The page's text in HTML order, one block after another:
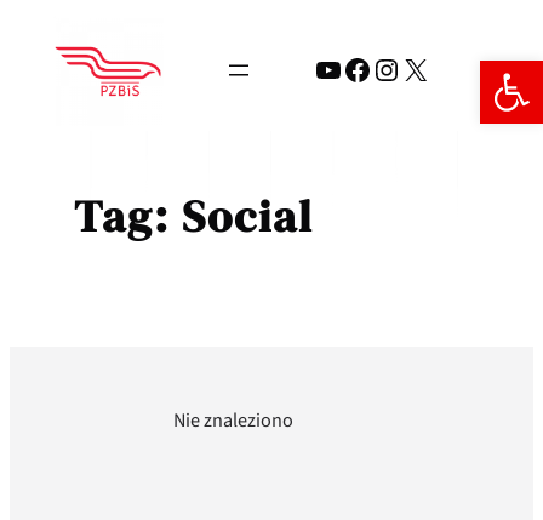
YouTube
Facebook
Instagram
X
Tag: Social
Nie znaleziono